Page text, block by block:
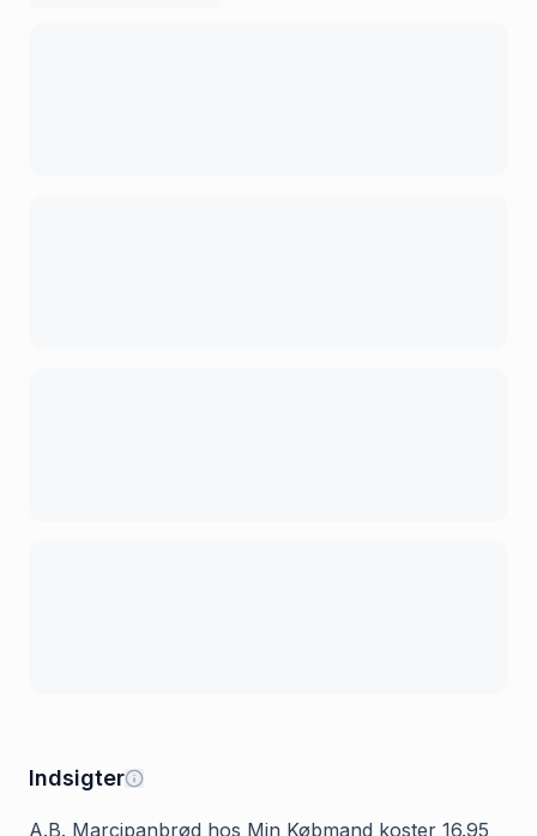
Indsigter
A.B. Marcipanbrød hos Min Købmand koster 16.95